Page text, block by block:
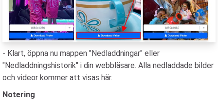
- Klart, öppna nu mappen "Nedladdningar" eller
"Nedladdningshistorik" i din webbläsare. Alla nedladdade bilder
och videor kommer att visas här.
Notering